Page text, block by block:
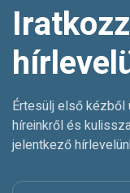
Értesülj első kézből
híreinkről és
jelentkező